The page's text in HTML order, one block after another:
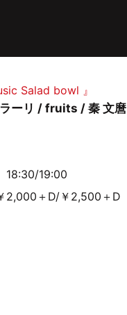
Salad bowl 』
ーリ / fruits / 秦 文麿
18:30/19:00
2,000＋D/￥2,500＋D